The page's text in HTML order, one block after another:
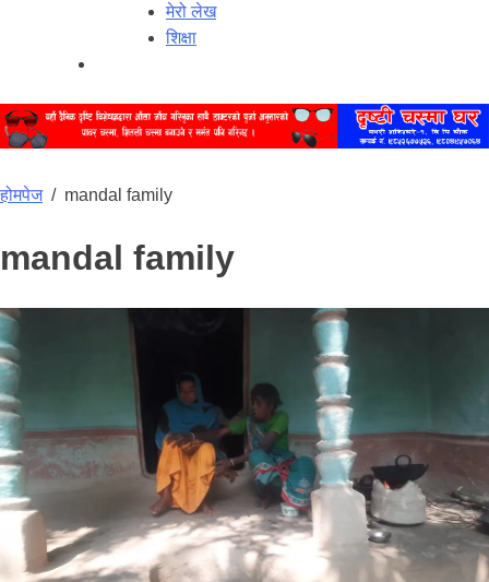
मेरो लेख
शिक्षा
होमपेज/ mandal family
mandal family